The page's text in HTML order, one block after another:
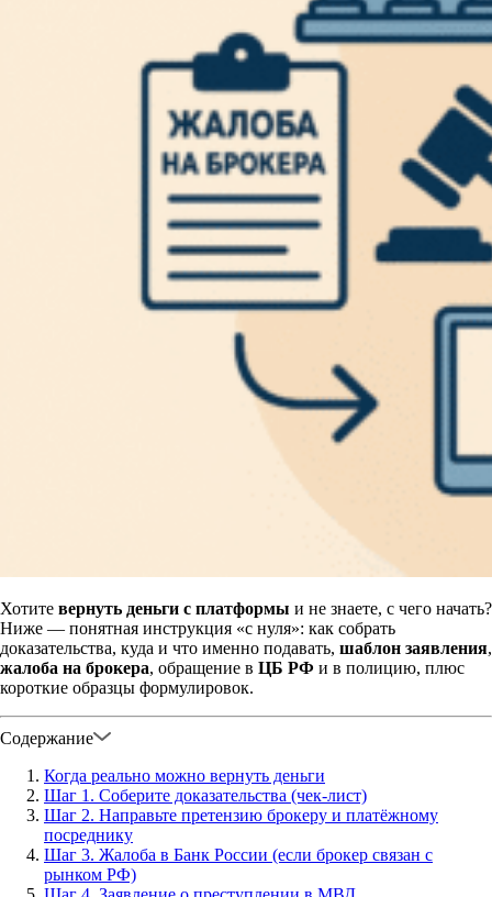
Хотите вернуть деньги с платформы и не знаете, с чего начать?
Ниже — понятная инструкция «с нуля»: как собрать
доказательства, куда и что именно подавать, шаблон заявления,
жалоба на брокера, обращение в ЦБ РФ и в полицию, плюс
короткие образцы формулировок.
Содержание
Когда реально можно вернуть деньги
Шаг 1. Соберите доказательства (чек-лист)
Шаг 2. Направьте претензию брокеру и платёжному
посреднику
Шаг 3. Жалоба в Банк России (если брокер связан с
рынком РФ)